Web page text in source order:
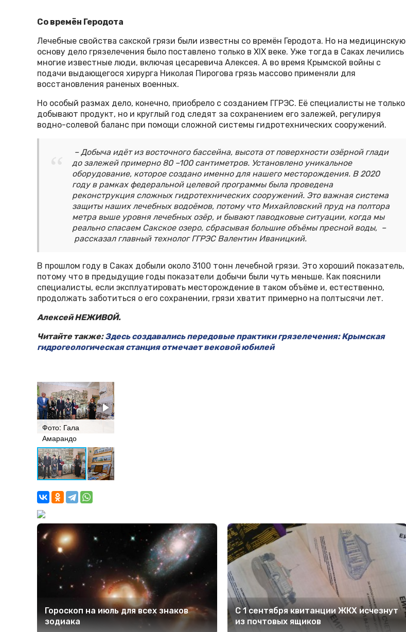
Со времён Геродота
Лечебные свойства сакской грязи были известны со времён Геродота. Но на медицинскую
основу дело грязелечения было поставлено только в XIX веке. Уже тогда в Саках лечились
многие известные люди, включая цесаревича Алексея. А во время Крымской войны с
подачи выдающегося хирурга Николая Пирогова грязь массово применяли для
восстановления раненых военных.
Но особый размах дело, конечно, приобрело с созданием ГГРЭС. Её специалисты не только
добывают продукт, но и круглый год следят за сохранением его залежей, регулируя
водно-солевой баланс при помощи сложной системы гидротехнических сооружений.
– Добыча идёт из восточного бассейна, высота от поверхности озёрной глади
до залежей примерно 80 –100 сантиметров. Установлено уникальное
оборудование, которое создано именно для нашего месторождения. В 2020
году в рамках федеральной целевой программы была проведена
реконструкция сложных гидротехнических сооружений. Это важная система
защиты наших лечебных водоёмов, потому что Михайловский пруд на полтора
метра выше уровня лечебных озёр, и бывают паводковые ситуации, когда мы
реально спасаем Сакское озеро, сбрасывая большие объёмы пресной воды, –
рассказал главный технолог ГГРЭС Валентин Иваницкий.
В прошлом году в Саках добыли около 3100 тонн лечебной грязи. Это хороший показатель,
потому что в предыдущие годы показатели добычи были чуть меньше. Как пояснили
специалисты, если эксплуатировать месторождение в таком объёме и, естественно,
продолжать заботиться о его сохранении, грязи хватит примерно на полтысячи лет.
Алексей НЕЖИВОЙ.
Читайте также:Здесь создавались передовые практики грязелечения: Крымская
гидрогеологическая станция отмечает вековой юбилей
Фото: Гала
Амарандо
Гороскоп на июль для всех знаков
зодиака
С 1 сентября квитанции ЖКХ исчезнут
из почтовых ящиков